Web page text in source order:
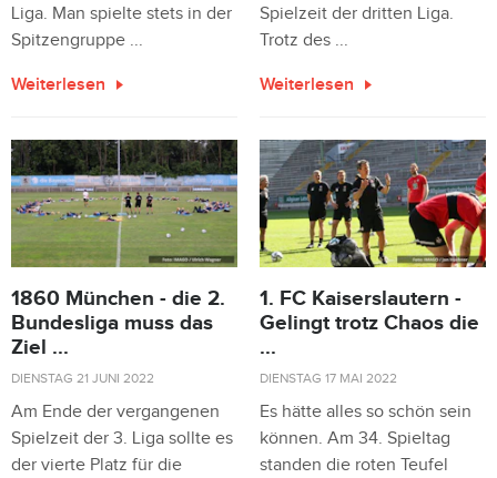
Liga. Man spielte stets in der
Spitzengruppe ...
Weiterlesen
Spielzeit der dritten Liga.
Trotz des ...
Weiterlesen
1860 München - die 2.
Bundesliga muss das
Ziel ...
DIENSTAG 21 JUNI 2022
Am Ende der vergangenen
Spielzeit der 3. Liga sollte es
der vierte Platz für die
1. FC Kaiserslautern -
Gelingt trotz Chaos die
...
DIENSTAG 17 MAI 2022
Es hätte alles so schön sein
können. Am 34. Spieltag
standen die roten Teufel